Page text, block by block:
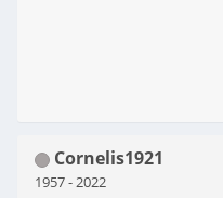
Cornelis1921
1957 - 2022